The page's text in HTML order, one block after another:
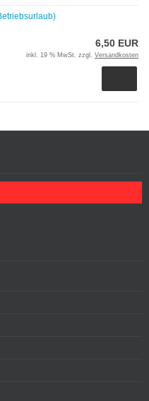
6,50 EUR
inkl. 19 % MwSt. zzgl. Versandkosten